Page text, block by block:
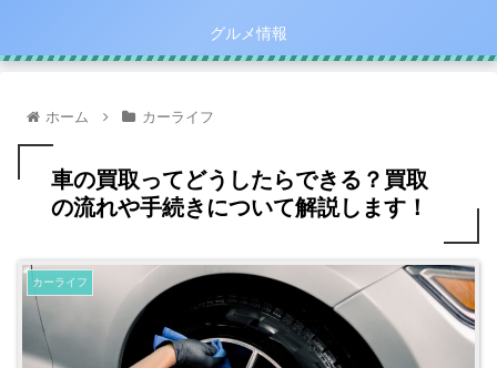
グルメ情報
ホーム カーライフ
車の買取ってどうしたらできる？買取
の流れや手続きについて解説します！
カーライフ